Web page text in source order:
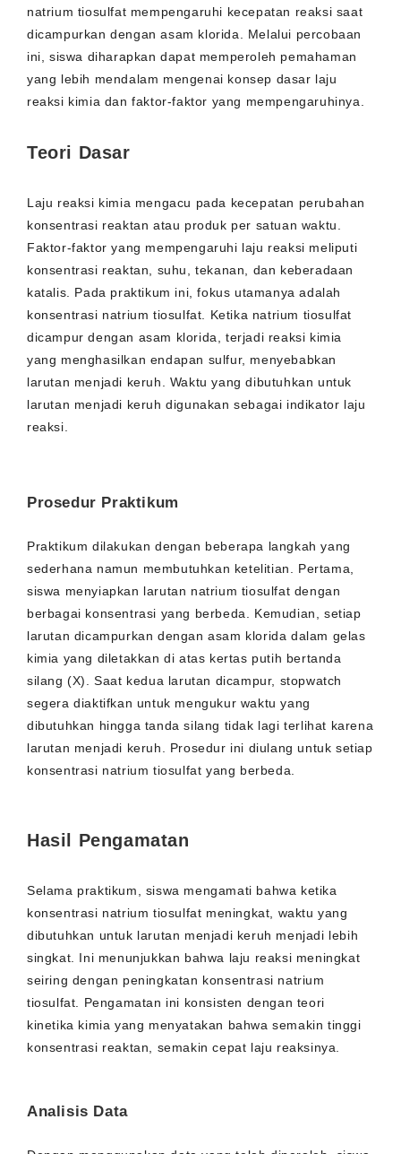
natrium tiosulfat mempengaruhi kecepatan reaksi saat
dicampurkan dengan asam klorida. Melalui percobaan
ini, siswa diharapkan dapat memperoleh pemahaman
yang lebih mendalam mengenai konsep dasar laju
reaksi kimia dan faktor-faktor yang mempengaruhinya.
Teori Dasar
Laju reaksi kimia mengacu pada kecepatan perubahan
konsentrasi reaktan atau produk per satuan waktu.
Faktor-faktor yang mempengaruhi laju reaksi meliputi
konsentrasi reaktan, suhu, tekanan, dan keberadaan
katalis. Pada praktikum ini, fokus utamanya adalah
konsentrasi natrium tiosulfat. Ketika natrium tiosulfat
dicampur dengan asam klorida, terjadi reaksi kimia
yang menghasilkan endapan sulfur, menyebabkan
larutan menjadi keruh. Waktu yang dibutuhkan untuk
larutan menjadi keruh digunakan sebagai indikator laju
reaksi.
Prosedur Praktikum
Praktikum dilakukan dengan beberapa langkah yang
sederhana namun membutuhkan ketelitian. Pertama,
siswa menyiapkan larutan natrium tiosulfat dengan
berbagai konsentrasi yang berbeda. Kemudian, setiap
larutan dicampurkan dengan asam klorida dalam gelas
kimia yang diletakkan di atas kertas putih bertanda
silang (X). Saat kedua larutan dicampur, stopwatch
segera diaktifkan untuk mengukur waktu yang
dibutuhkan hingga tanda silang tidak lagi terlihat karena
larutan menjadi keruh. Prosedur ini diulang untuk setiap
konsentrasi natrium tiosulfat yang berbeda.
Hasil Pengamatan
Selama praktikum, siswa mengamati bahwa ketika
konsentrasi natrium tiosulfat meningkat, waktu yang
dibutuhkan untuk larutan menjadi keruh menjadi lebih
singkat. Ini menunjukkan bahwa laju reaksi meningkat
seiring dengan peningkatan konsentrasi natrium
tiosulfat. Pengamatan ini konsisten dengan teori
kinetika kimia yang menyatakan bahwa semakin tinggi
konsentrasi reaktan, semakin cepat laju reaksinya.
Analisis Data